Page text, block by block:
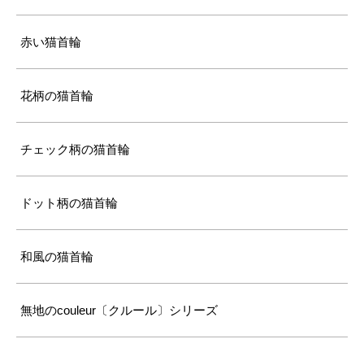
赤い猫首輪
花柄の猫首輪
チェック柄の猫首輪
ドット柄の猫首輪
和風の猫首輪
無地のcouleur〔クルール〕シリーズ